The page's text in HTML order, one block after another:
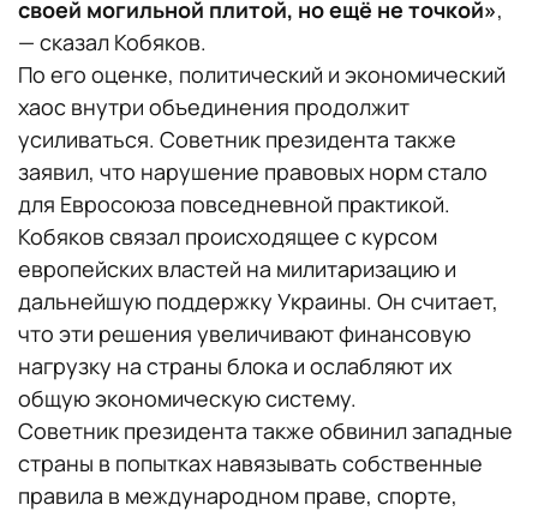
своей могильной плитой, но ещё не точкой»,
— сказал Кобяков.
По его оценке, политический и экономический
хаос внутри объединения продолжит
усиливаться. Советник президента также
заявил, что нарушение правовых норм стало
для Евросоюза повседневной практикой.
Кобяков связал происходящее с курсом
европейских властей на милитаризацию и
дальнейшую поддержку Украины. Он считает,
что эти решения увеличивают финансовую
нагрузку на страны блока и ослабляют их
общую экономическую систему.
Советник президента также обвинил западные
страны в попытках навязывать собственные
правила в международном праве, спорте,